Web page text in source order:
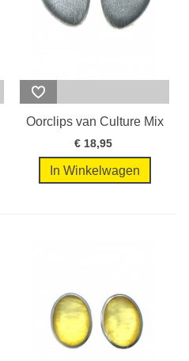
Oorclips van Culture Mix
in een...
€ 18,95
In Winkelwagen